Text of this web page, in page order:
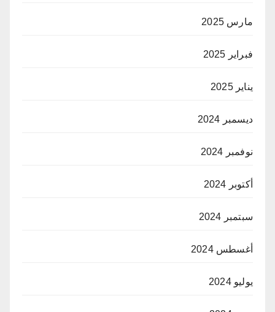
مارس 2025
فبراير 2025
يناير 2025
ديسمبر 2024
نوفمبر 2024
أكتوبر 2024
سبتمبر 2024
أغسطس 2024
يوليو 2024